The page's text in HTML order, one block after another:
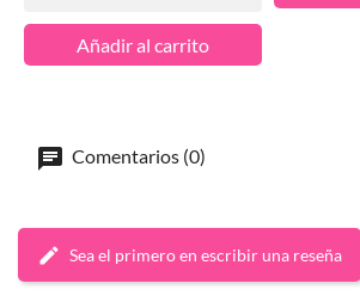
Añadir al carrito
Comentarios (0)
Sea el primero en escribir una reseña